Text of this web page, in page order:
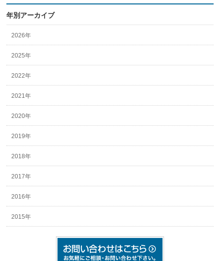
年別アーカイブ
2026年
2025年
2022年
2021年
2020年
2019年
2018年
2017年
2016年
2015年